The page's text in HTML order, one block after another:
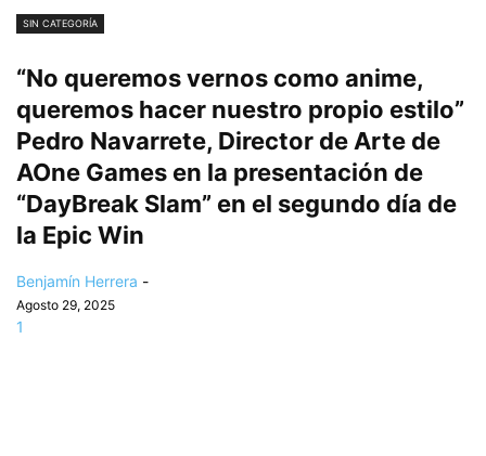
SIN CATEGORÍA
“No queremos vernos como anime,
queremos hacer nuestro propio estilo”
Pedro Navarrete, Director de Arte de
AOne Games en la presentación de
“DayBreak Slam” en el segundo día de
la Epic Win
Benjamín Herrera -
Agosto 29, 2025
1